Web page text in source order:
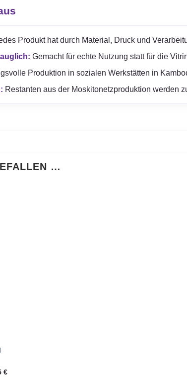
Produkt hat durch Material, Druck und
Gemacht für echte Nutzung statt für die
Produktion in sozialen Werkstätten in
Restanten aus der Moskitonetzproduktion werden
…
€Aktueller